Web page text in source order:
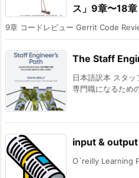
ス」9章〜18章
9章 コードレビュー Gerrit Code
The Staff
日本語訳本 スタ
専門職になるため
input &
O`reilly Learning